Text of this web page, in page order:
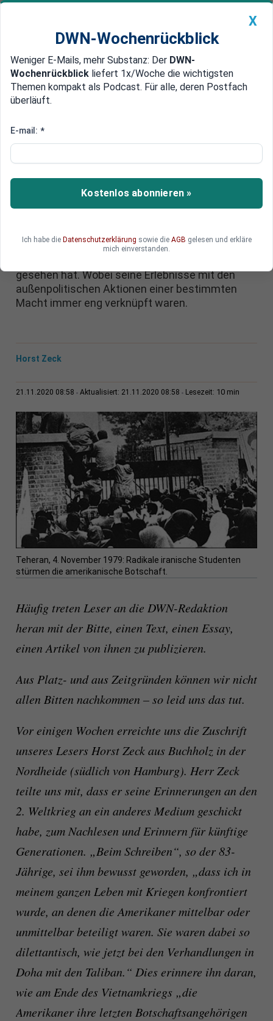
Newsticker MEIN DWN: Geldanlage Premium
Edelmetalle DWN-Magazin China
"Die meisten Brennpunkte der
Erleben": Erinnerungen eines
DWN-Lesers
Export-Kaufmann hat ein abenteuerliches Leben
gesehen hat. Wobei seine Erlebnisse mit den
außenpolitischen Aktionen einer bestimmten
Macht immer eng verknüpft waren.
Horst Zeck
21.11.2020 08:58 Aktualisiert: 21.11.2020 08:58 Lesezeit: 10 min
Teheran, 4. November 1979: Radikale iranische Studenten
stürmen die amerikanische Botschaft.
Häufig treten Leser an die DWN-Redaktion
heran mit der Bitte, einen Text, einen Essay,
einen Artikel von ihnen zu publizieren.
Aus Platz- und aus Zeitgründen können wir nicht
allen Bitten nachkommen – so leid uns das tut.
Vor einigen Wochen erreichte uns die Zuschrift
unseres Lesers Horst Zeck aus Buchholz in der
Nordheide (südlich von Hamburg). Herr Zeck
teilte uns mit, dass er seine Erinnerungen an den
2. Weltkrieg an ein anderes Medium geschickt
habe, zum Nachlesen und Erinnern für künftige
Generationen. „Beim Schreiben“, so der 83-
Jährige, sei ihm bewusst geworden, „dass ich in
meinem ganzen Leben mit Kriegen konfrontiert
wurde, an denen die Amerikaner mittelbar oder
unmittelbar beteiligt waren. Sie waren dabei so
dilettantisch, wie jetzt bei den Verhandlungen in
Doha mit den Taliban.“ Dies erinnere ihn daran,
wie am Ende des Vietnamkriegs „die
Amerikaner ihre letzten Botschaftsangehörigen
X
DWN-Wochenrückblick
Weniger E-Mails, mehr Substanz: Der DWN-
Wochenrückblick liefert 1x/Woche die wichtigsten
Themen kompakt als Podcast. Für alle, deren Postfach
überläuft.
E-mail: *
Kostenlos abonnieren »
Ich habe die Datenschutzerklärung sowie die AGB gelesen und erkläre
mich einverstanden.